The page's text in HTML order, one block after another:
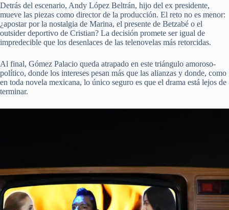
Detrás del escenario, Andy López Beltrán, hijo del ex presidente,
mueve las piezas como director de la producción. El reto no es menor:
¿apostar por la nostalgia de Marina, el presente de Betzabé o el
outsider deportivo de Cristian? La decisión promete ser igual de
impredecible que los desenlaces de las telenovelas más retorcidas.
Al final, Gómez Palacio queda atrapado en este triángulo amoroso-
político, donde los intereses pesan más que las alianzas y donde, como
en toda novela mexicana, lo único seguro es que el drama está lejos de
terminar.